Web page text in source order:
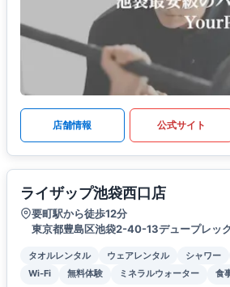
店舗情報 公式サイト
ライザップ池袋西口店
要町駅から徒歩12分
東京都豊島区池袋2-40-13デュープレッ
タオルレンタル ウェアレンタル シャワー
Wi-Fi
無料体験 ミネラルウォーター 食